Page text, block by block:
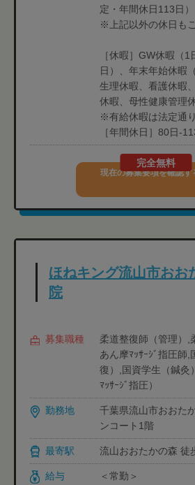
定・年間休日113日）
※上記以外の休日も
［休暇］GW休暇（
日）、年末年始休暇
生理休暇、看護休暇
休暇、母性健康管理
※有給休暇は法定通
［年間休日］80日-
完全無料
現在の募集要項を確認す
ほねキング流山市おお
院
募集職種
柔道整復師（管理）,
あん摩ﾏｯｻｰｼﾞ指圧師,
復）,国資学生（鍼灸
ﾏｯｻｰｼﾞ指圧）
勤務地
千葉県流山市おおた
ンコート1階
最寄駅 流山おおたかの森 徒
給与
＜常勤＞